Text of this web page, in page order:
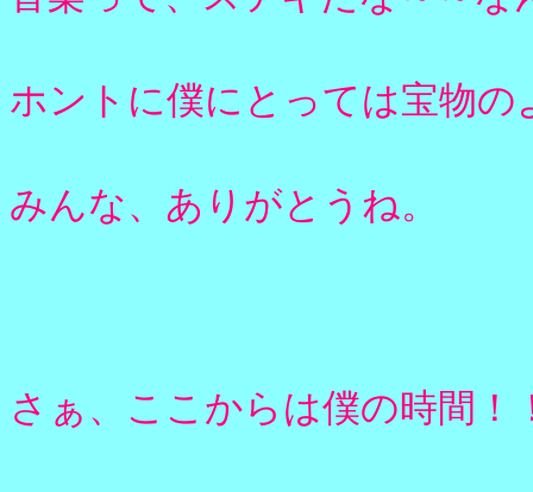
ホントに僕にとっては宝物
みんな、ありがとうね。
さぁ、ここからは僕の時間！